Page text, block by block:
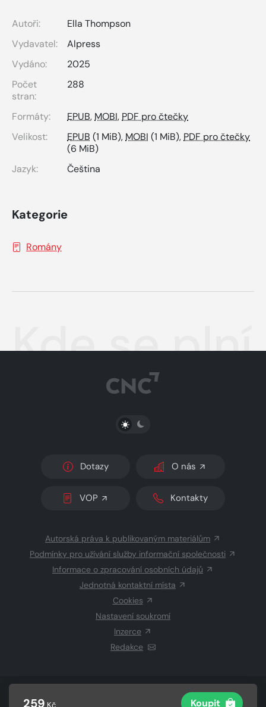
259 Kč Koupit
Autoři:
Ella Thompson
Vydavatel:
Alpress
Vydáno:
2025
Počet
stran:
288
Formáty: EPUB, MOBI, PDF pro čtečky
Velikost:
EPUB (1 MiB), MOBI (1 MiB), PDF pro čtečky
(6 MiB)
Jazyk:
Čeština
Kategorie
Romány
Kde se
PŘEPNOUT SVĚTLÝ/TMAVÝ REŽIM
Dotazy O nás
VOP Kontakty
Autorská práva k publikovaným materiálům
Podmínky pro užívání služby informační společnosti
Informace o zpracování osobních údajů
Jednotná kontaktní místa
Cookies
Nastavení soukromí
Inzerce
Redakce
CZECH NEWS CENTER a.s.a dodavatelé